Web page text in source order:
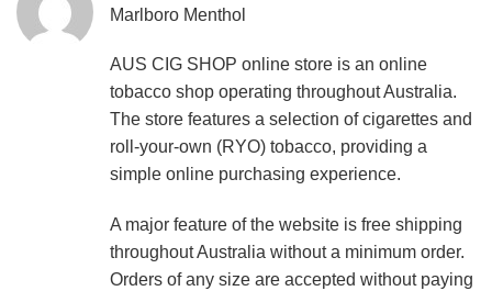
Marlboro Menthol
AUS CIG SHOP online store is an online
tobacco shop operating throughout Australia.
The store features a selection of cigarettes and
roll-your-own (RYO) tobacco, providing a
simple online purchasing experience.
A major feature of the website is free shipping
throughout Australia without a minimum order.
Orders of any size are accepted without paying